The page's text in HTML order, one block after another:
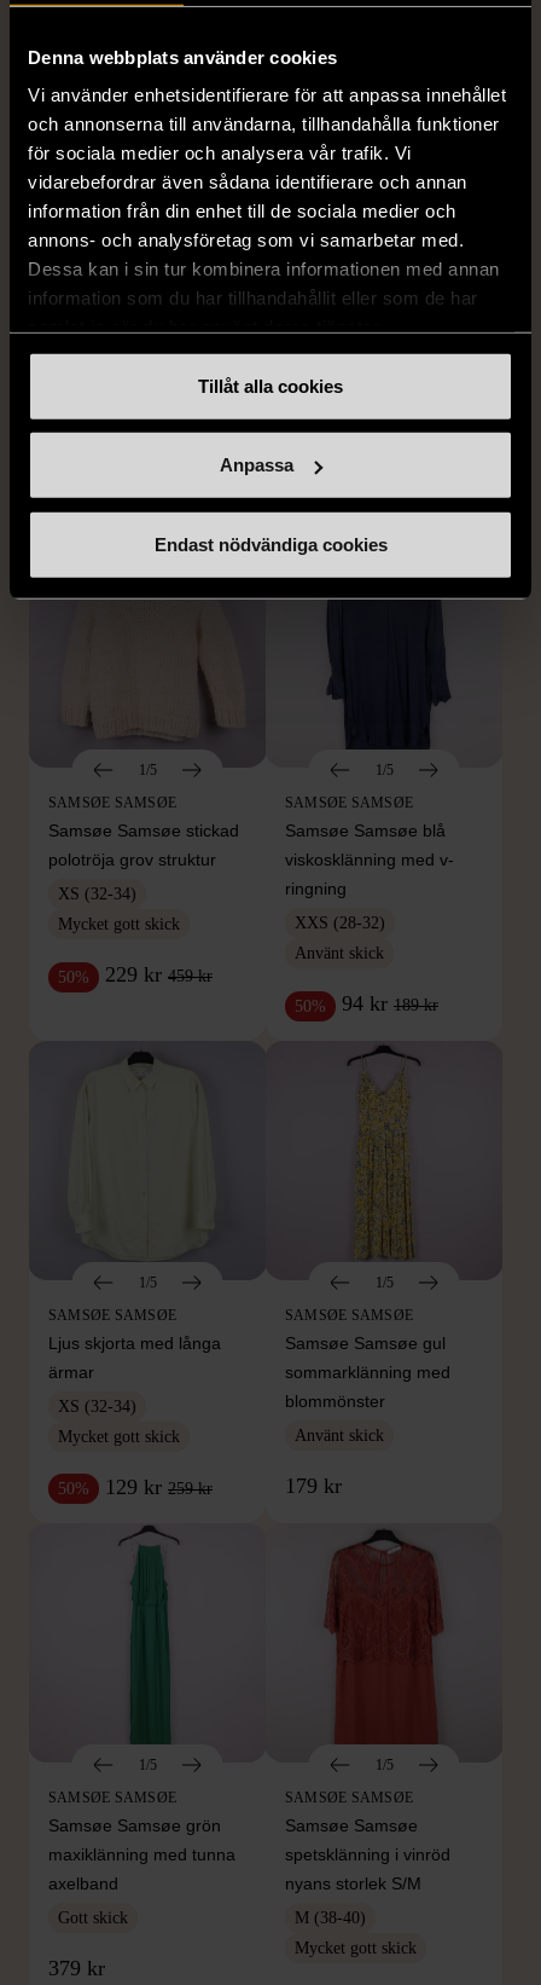
Denna webbplats använder cookies
Vi använder enhetsidentifierare för att anpassa innehållet
och annonserna till användarna, tillhandahålla funktioner
för sociala medier och analysera vår trafik. Vi
vidarebefordrar även sådana identifierare och annan
information från din enhet till de sociala medier och
annons- och analysföretag som vi samarbetar med.
Dessa kan i sin tur kombinera informationen med annan
information som du har tillhandahållit eller som de har
Tillåt alla cookies
Anpassa
Endast nödvändiga cookies
1/5
Stockh lm - Ljusgrön
FRÅN SAMMA VARUMÄRKE
Hitta produkter från samma varumärke
1/5
SAMSØE SAMSØE
Samsøe Samsøe stickad
polotröja grov struktur
XS (32-34)
Mycket gott skick
50% 229 kr 459 kr
1/5
SAMSØE SAMSØE
Samsøe Samsøe blå
viskosklänning med v-
ringning
XXS (28-32)
Använt skick
50% 94 kr 189 kr
1/5
SAMSØE SAMSØE
Ljus skjorta med långa
ärmar
XS (32-34)
Mycket gott skick
50% 129 kr 259 kr
1/5
SAMSØE SAMSØE
Samsøe Samsøe gul
sommarklänning med
blommönster
Använt skick
179 kr
1/5
SAMSØE SAMSØE
Samsøe Samsøe grön
maxiklänning med tunna
axelband
Gott skick
379 kr
1/5
SAMSØE SAMSØE
Samsøe Samsøe
spetsklänning i vinröd
nyans storlek S/M
M (38-40)
Mycket gott skick